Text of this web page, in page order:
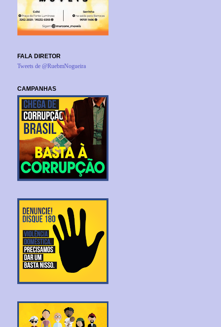
FALA DIRETOR
Tweets de @RuebmNogueira
CAMPANHAS